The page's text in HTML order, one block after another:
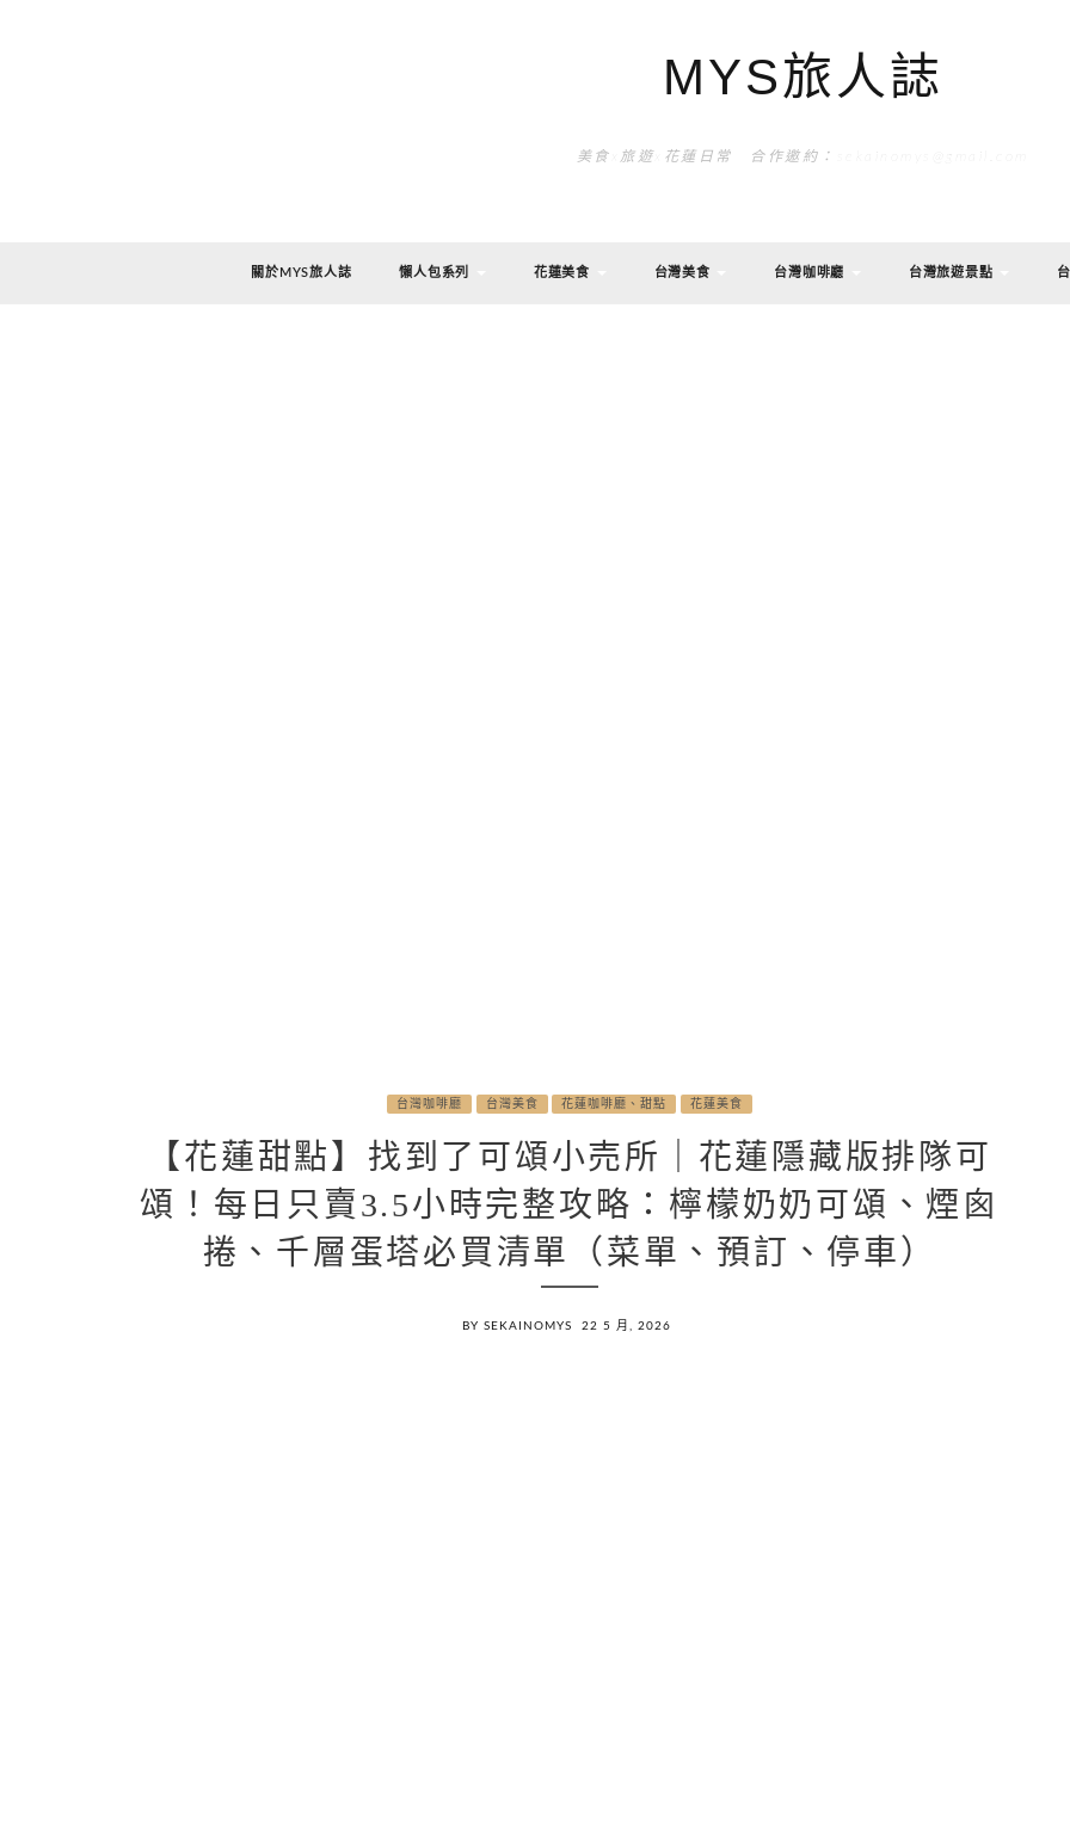
MYS旅人誌
美食x旅遊x花蓮日常 合作邀約：sekainomys@gmail.com
關於MYS旅人誌 懶人包系列 花蓮美食 台灣美食 台灣咖啡廳 台灣旅遊景點
台灣咖啡廳 台灣美食 花蓮咖啡廳、甜點 花蓮美食
【花蓮甜點】找到了可頌小売所｜花蓮隱藏版排隊可
頌！每日只賣3.5小時完整攻略：檸檬奶奶可頌、煙囪
捲、千層蛋塔必買清單（菜單、預訂、停車）
BY SEKAINOMYS 22 5 月, 2026